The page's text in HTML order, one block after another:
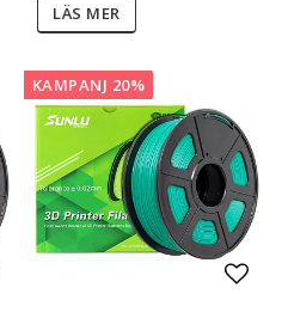
LÄS MER
KAMPANJ 20%